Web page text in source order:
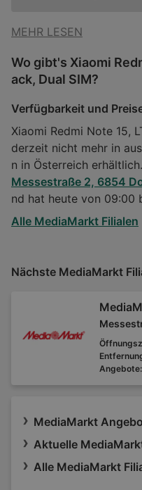
MEHR LESEN
Wo gibt's Xiaomi
ack, Dual SIM?
Verfügbarkeit und
Xiaomi Redmi Note 15,
derzeit nicht mehr in
n in Österreich
Messestraße 2, 6854
nd hat heute von 09:00
Alle MediaMarkt Filialen
Nächste MediaMarkt
Angebote:
MediaMarkt
Aktuelle
Alle MediaMarkt